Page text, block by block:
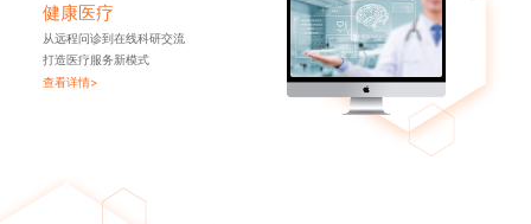
健康医疗
从远程问诊到在线科研交流
打造医疗服务新模式
查看详情>